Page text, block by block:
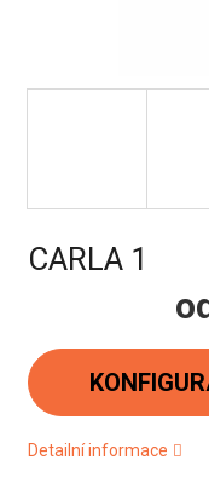
CARLA 1
Měrná
cena:
Detailní informace